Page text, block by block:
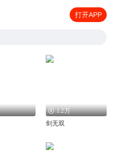
打开APP
1.2万
剑无双